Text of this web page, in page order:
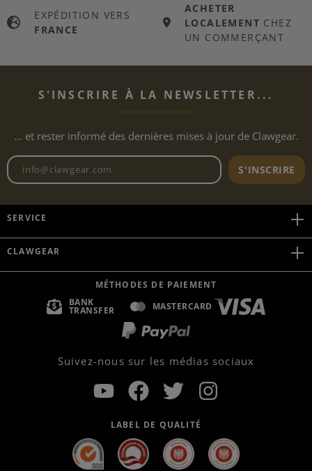
EXPÉDITION VERS
FRANCE
ACHETER
LOCALEMENT CHEZ
UN COMMERÇANT
S'INSCRIRE À LA NEWSLETTER...
... et rester informé des dernières mises à jour de Clawgear.
Adresse e-mail de laS'INSCRIRE
SERVICE
CLAWGEAR
MÉTHODES DE PAIEMENT
BANK
TRANSFER MASTERCARD
Suivez-nous sur les médias sociaux
LABEL DE QUALITÉ